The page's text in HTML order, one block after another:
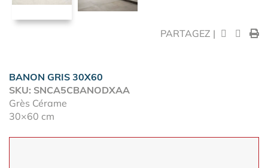
PARTAGEZ |
BANON GRIS 30X60
SKU: SNCA5CBANODXAA
Grès Cérame
30×60 cm